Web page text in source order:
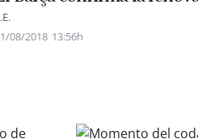
08/2018 13:56h